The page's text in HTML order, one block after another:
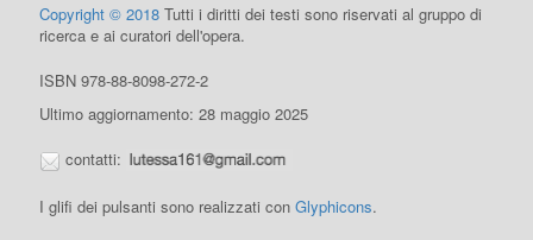
Copyright © 2018 Tutti i diritti dei testi sono riservati al gruppo di
ricerca e ai curatori dell'opera.
ISBN 978-88-8098-272-2
Ultimo aggiornamento: 28 maggio 2025
contatti:
I glifi dei pulsanti sono realizzati conGlyphicons.